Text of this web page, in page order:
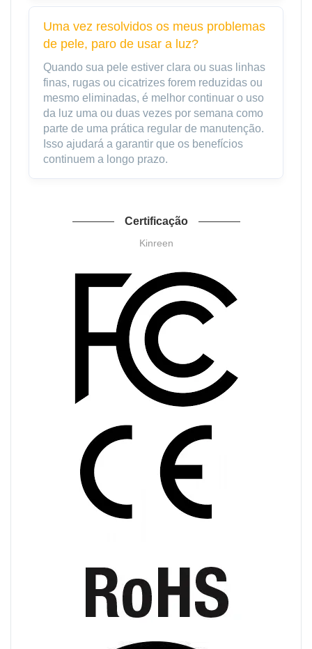
Uma vez resolvidos os meus problemas
de pele, paro de usar a luz?
Quando sua pele estiver clara ou suas linhas
finas, rugas ou cicatrizes forem reduzidas ou
mesmo eliminadas, é melhor continuar o uso
da luz uma ou duas vezes por semana como
parte de uma prática regular de manutenção.
Isso ajudará a garantir que os benefícios
continuem a longo prazo.
Certificação
Kinreen